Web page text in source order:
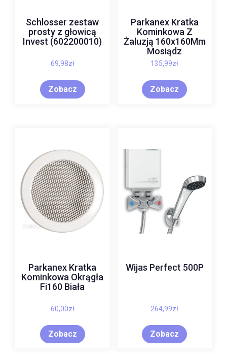
Schlosser zestaw
prosty z głowicą
Invest (602200010)
69,98zł
Zobacz
Parkanex Kratka
Kominkowa Z
Żaluzją 160x160Mm
Mosiądz
135,99zł
Zobacz
Parkanex Kratka
Kominkowa Okrągła
Fi160 Biała
60,00zł
Zobacz
Wijas Perfect 500P
264,99zł
Zobacz